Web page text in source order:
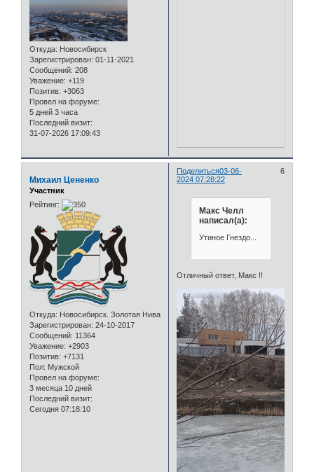
Откуда: Новосибирск
Зарегистрирован: 01-11-2021
Сообщений: 208
Уважение: +119
Позитив: +3063
Провел на форуме:
5 дней 3 часа
Последний визит:
31-07-2026 17:09:43
Поделиться 6
03-06-
2024 07:28:22
Михаил Цененко
Участник
Рейтинг:
Откуда: Новосибирск. Золотая Нива
Зарегистрирован: 24-10-2017
Сообщений: 11364
Уважение: +2903
Позитив: +7131
Пол: Мужской
Провел на форуме:
3 месяца 10 дней
Последний визит:
Сегодня 07:18:10
Макс Челл
написал(а):
Утиное Гнездо...
Отличный ответ, Макс !!